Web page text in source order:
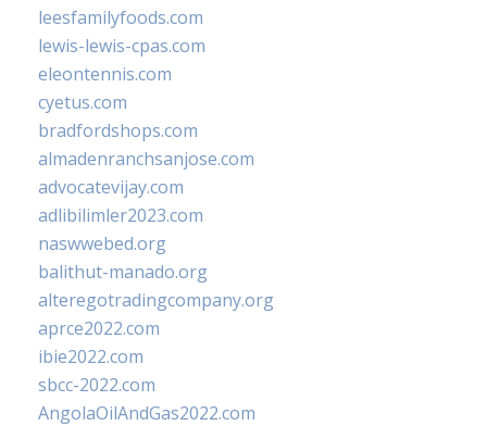
leesfamilyfoods.com
lewis-lewis-cpas.com
eleontennis.com
cyetus.com
bradfordshops.com
almadenranchsanjose.com
advocatevijay.com
adlibilimler2023.com
naswwebed.org
balithut-manado.org
alteregotradingcompany.org
aprce2022.com
ibie2022.com
sbcc-2022.com
AngolaOilAndGas2022.com